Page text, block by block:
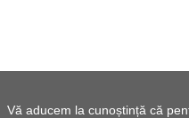
Vă aducem la cunoștință că